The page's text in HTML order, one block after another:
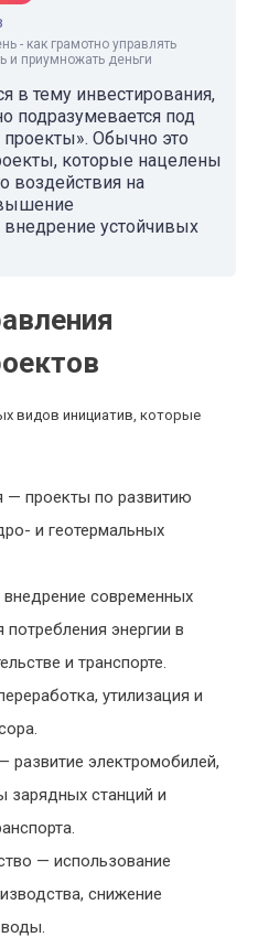
- как грамотно управлять
и приумножать деньги
в тему инвестирования,
подразумевается под
Обычно это
которые нацелены
воздействия на
устойчивых
видов инициатив, которые
— проекты по развитию
и геотермальных
современных
энергии в
и транспорте.
утилизация и
развитие электромобилей,
зарядных станций и
— использование
снижение